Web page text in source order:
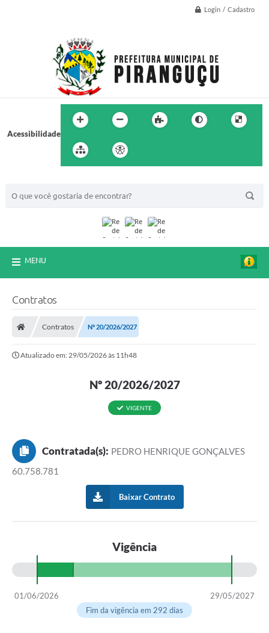
Login / Cadastro
Acessibilidade
MENU
Contratos
Contratos Nº 20/2026/2027
Atualizado em: 29/05/2026 às 11h48
Nº 20/2026/2027
VIGENTE
Contratada(s): PEDRO HENRIQUE GONÇALVES
60.758.781
Baixar Contrato
Vigência
01/06/2026
29/05/2027
Fim da vigência em 292 dias